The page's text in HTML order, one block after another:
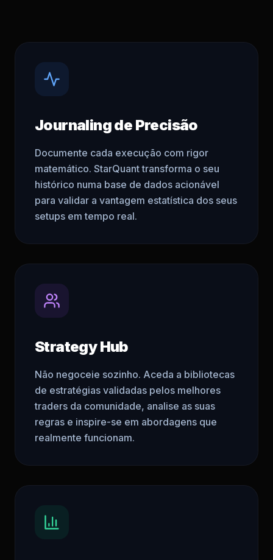
Journaling de Precisão
Documente cada execução com rigor
matemático. StarQuant transforma o seu
histórico numa base de dados acionável
para validar a vantagem estatística dos seus
setups em tempo real.
Strategy Hub
Não negoceie sozinho. Aceda a bibliotecas
de estratégias validadas pelos melhores
traders da comunidade, analise as suas
regras e inspire-se em abordagens que
realmente funcionam.